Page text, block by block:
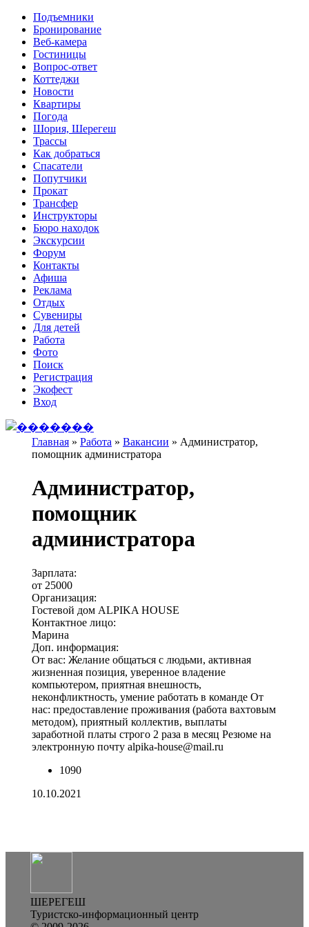
Перейти к основному содержанию
Подъемники
Бронирование
Веб-камера
Гостиницы
Вопрос-ответ
Коттеджи
Новости
Квартиры
Погода
Шория, Шерегеш
Трассы
Как добраться
Спасатели
Попутчики
Прокат
Трансфер
Инструкторы
Бюро находок
Экскурсии
Форум
Контакты
Афиша
Реклама
Отдых
Сувениры
Для детей
Работа
Фото
Поиск
Регистрация
Экофест
Вход
Вы здесь
Главная » Работа » Вакансии » Администратор,
помощник администратора
Администратор,
помощник
администратора
Зарплата:
от 25000
Организация:
Гостевой дом ALPIKA HOUSE
Контактное лицо:
Марина
Доп. информация:
От вас: Желание общаться с людьми, активная
жизненная позиция, уверенное владение
компьютером, приятная внешность,
неконфликтность, умение работать в команде От
нас: предоставление проживания (работа вахтовым
методом), приятный коллектив, выплаты
заработной платы строго 2 раза в месяц Резюме на
электронную почту alpika-house@mail.ru
1090
10.10.2021
ШЕРЕГЕШ
Туристско-информационный центр